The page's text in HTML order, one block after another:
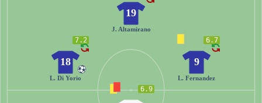
19
J. Altamirano
6.7
9
L. Fernandez
7.2
18
L. Di Yorio
6.9